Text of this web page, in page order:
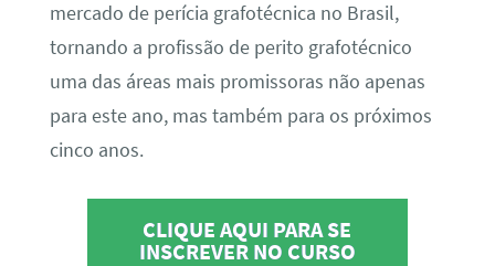
mercado de perícia grafotécnica no Brasil,
tornando a profissão de perito grafotécnico
uma das áreas mais promissoras não apenas
para este ano, mas também para os próximos
cinco anos.
CLIQUE AQUI PARA SE
INSCREVER NO CURSO